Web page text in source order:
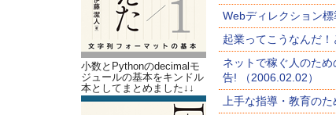
小数とPythonのdecimalモ
ジュールの基本をキンドル
本としてまとめました↓↓
Webディレクション標
起業ってこうなんだ！
ネットで稼ぐ人のた
告! （2006.02.02）
上手な指導・教育のた